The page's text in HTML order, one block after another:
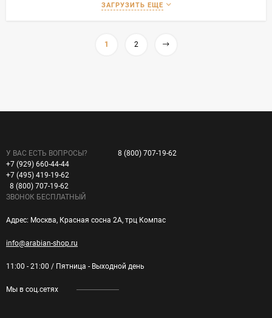
ЗАГРУЗИТЬ ЕЩЕ
1 2
У ВАС ЕСТЬ ВОПРОСЫ?
+7 (929) 660-44-44
+7 (495) 419-19-62
8 (800) 707-19-62
ЗВОНОК БЕСПЛАТНЫЙ
8 (800) 707-19-62
Адрес: Москва, Красная сосна 2А, трц Компас
info@arabian-shop.ru
11:00 - 21:00 / Пятница - Выходной день
Мы в соц.сетях